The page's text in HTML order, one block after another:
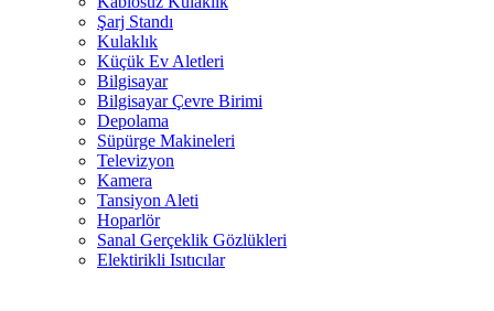
Şarj Standı
Kulaklık
Küçük Ev Aletleri
Bilgisayar
Bilgisayar Çevre Birimi
Depolama
Süpürge Makineleri
Televizyon
Kamera
Tansiyon Aleti
Hoparlör
Sanal Gerçeklik Gözlükleri
Elektirikli Isıtıcılar